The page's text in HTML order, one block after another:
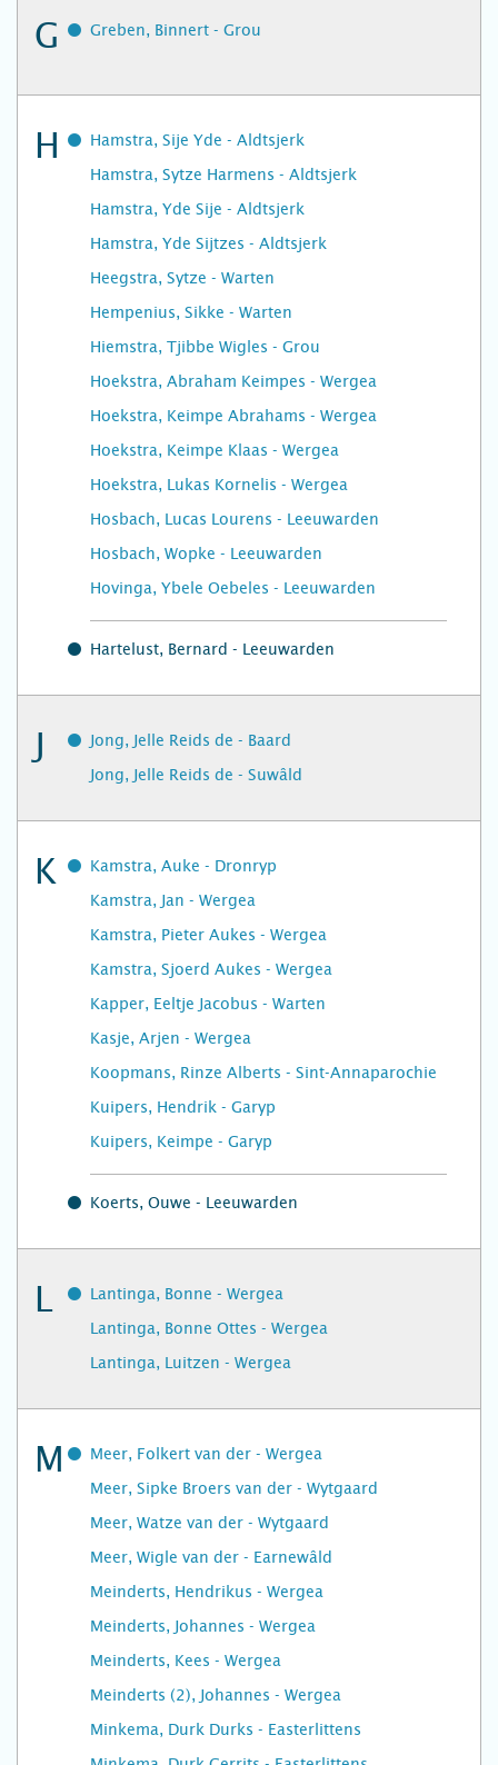
G Greben, Binnert - Grou
H
Hamstra, Sije Yde - Aldtsjerk
Hamstra, Sytze Harmens - Aldtsjerk
Hamstra, Yde Sije - Aldtsjerk
Hamstra, Yde Sijtzes - Aldtsjerk
Heegstra, Sytze - Warten
Hempenius, Sikke - Warten
Hiemstra, Tjibbe Wigles - Grou
Hoekstra, Abraham Keimpes - Wergea
Hoekstra, Keimpe Abrahams - Wergea
Hoekstra, Keimpe Klaas - Wergea
Hoekstra, Lukas Kornelis - Wergea
Hosbach, Lucas Lourens - Leeuwarden
Hosbach, Wopke - Leeuwarden
Hovinga, Ybele Oebeles - Leeuwarden
Hartelust, Bernard - Leeuwarden
J
Jong, Jelle Reids de - Baard
Jong, Jelle Reids de - Suwâld
K
Kamstra, Auke - Dronryp
Kamstra, Jan - Wergea
Kamstra, Pieter Aukes - Wergea
Kamstra, Sjoerd Aukes - Wergea
Kapper, Eeltje Jacobus - Warten
Kasje, Arjen - Wergea
Koopmans, Rinze Alberts - Sint-Annaparochie
Kuipers, Hendrik - Garyp
Kuipers, Keimpe - Garyp
Koerts, Ouwe - Leeuwarden
L
Lantinga, Bonne - Wergea
Lantinga, Bonne Ottes - Wergea
Lantinga, Luitzen - Wergea
M
Meer, Folkert van der - Wergea
Meer, Sipke Broers van der - Wytgaard
Meer, Watze van der - Wytgaard
Meer, Wigle van der - Earnewâld
Meinderts, Hendrikus - Wergea
Meinderts, Johannes - Wergea
Meinderts, Kees - Wergea
Meinderts (2), Johannes - Wergea
Minkema, Durk Durks - Easterlittens